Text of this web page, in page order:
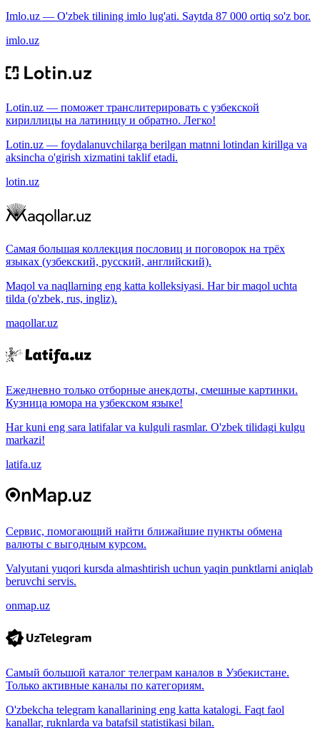
Imlo.uz — O'zbek tilining imlo lug'ati. Saytda 87 000 ortiq so'z bor.
imlo.uz
Lotin.uz — поможет транслитерировать с узбекской
кириллицы на латиницу и обратно. Легко!
Lotin.uz — foydalanuvchilarga berilgan matnni lotindan kirillga va
aksincha o'girish xizmatini taklif etadi.
lotin.uz
Самая большая коллекция пословиц и поговорок на трёх
языках (узбекский, русский, английский).
Maqol va naqllarning eng katta kolleksiyasi. Har bir maqol uchta
tilda (o'zbek, rus, ingliz).
maqollar.uz
Ежедневно только отборные анекдоты, смешные картинки.
Кузница юмора на узбекском языке!
Har kuni eng sara latifalar va kulguli rasmlar. O'zbek tilidagi kulgu
markazi!
latifa.uz
Сервис, помогающий найти ближайшие пункты обмена
валюты с выгодным курсом.
Valyutani yuqori kursda almashtirish uchun yaqin punktlarni aniqlab
beruvchi servis.
onmap.uz
Самый большой каталог телеграм каналов в Узбекистане.
Только активные каналы по категориям.
O'zbekcha telegram kanallarining eng katta katalogi. Faqt faol
kanallar, ruknlarda va batafsil statistikasi bilan.